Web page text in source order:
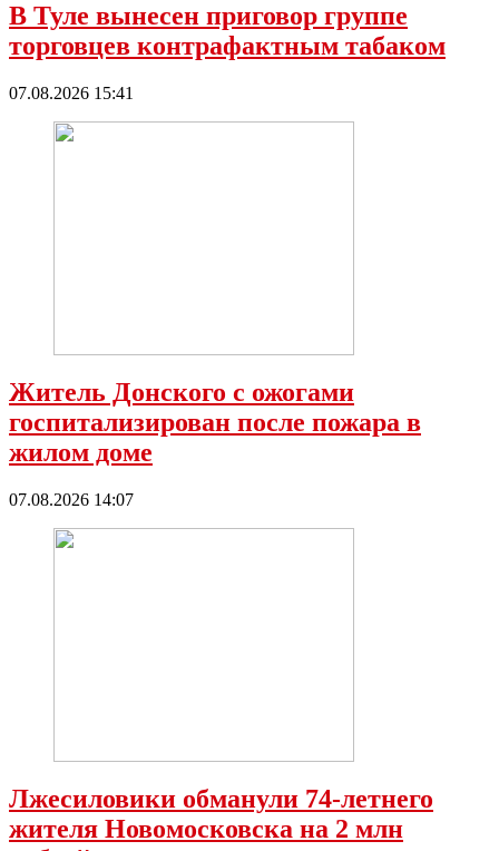
В Туле вынесен приговор группе
торговцев контрафактным табаком
07.08.2026 15:41
Житель Донского с ожогами
госпитализирован после пожара в
жилом доме
07.08.2026 14:07
Лжесиловики обманули 74-летнего
жителя Новомосковска на 2 млн